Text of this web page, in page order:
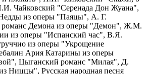
Чайковский "Серенада Дон Жуана",
из оперы "Паяцы", А. Г.
Демона из оперы "Демон", Ж.М.
из оперы "Испанский час", В.Я.
из оперы "Укрощение
Ария Катарины из оперы
Цыганский романс "Милая", Д.
Ниццы", Русская народная песня